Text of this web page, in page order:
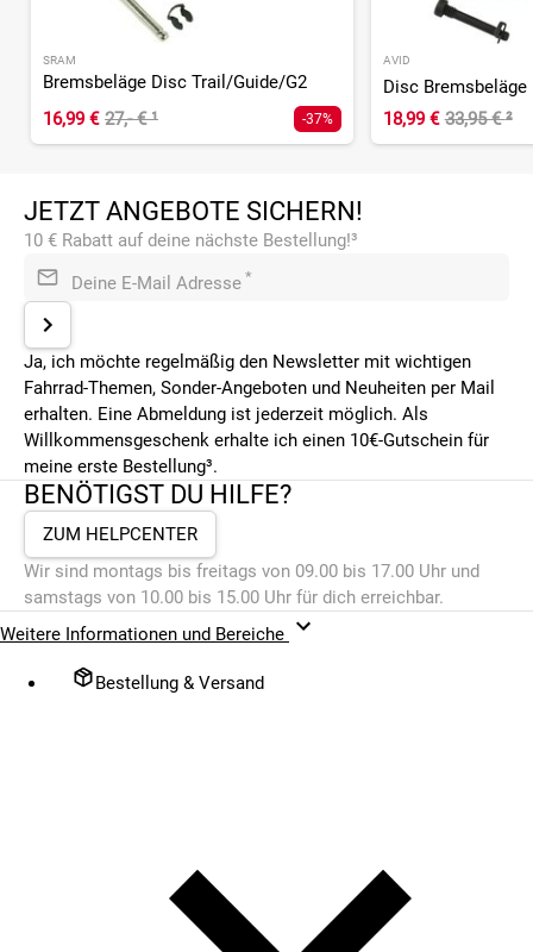
SRAM
Bremsbeläge Disc Trail/Guide/G2
16,99 € 27,- €¹ -37%
AVID
18,99 € 33,95 €²
JETZT ANGEBOTE SICHERN!
10 € Rabatt auf deine nächste Bestellung!³
Deine E-Mail Adresse *
Ja, ich möchte regelmäßig den Newsletter mit wichtigen
Fahrrad-Themen, Sonder-Angeboten und Neuheiten per Mail
erhalten. Eine Abmeldung ist jederzeit möglich. Als
Willkommensgeschenk erhalte ich einen 10€-Gutschein für
meine erste Bestellung³.
BENÖTIGST DU HILFE?
ZUM HELPCENTER
Wir sind montags bis freitags von 09.00 bis 17.00 Uhr und
samstags von 10.00 bis 15.00 Uhr für dich erreichbar.
Weitere Informationen und Bereiche
Bestellung & Versand